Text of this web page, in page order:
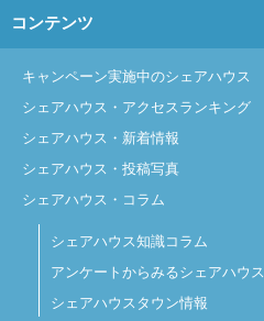
コンテンツ
キャンペーン実施中のシェアハウス
シェアハウス・アクセスランキング
シェアハウス・新着情報
シェアハウス・投稿写真
シェアハウス・コラム
シェアハウス知識コラム
アンケートからみるシェアハウス
シェアハウスタウン情報